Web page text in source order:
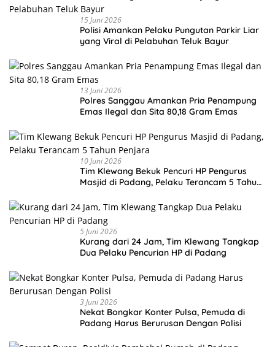
15 Juni 2026
Polisi Amankan Pelaku Pungutan Parkir Liar
yang Viral di Pelabuhan Teluk Bayur
13 Juni 2026
Polres Sanggau Amankan Pria Penampung
Emas Ilegal dan Sita 80,18 Gram Emas
10 Juni 2026
Tim Klewang Bekuk Pencuri HP Pengurus
Masjid di Padang, Pelaku Terancam 5 Tahun
5 Juni 2026
Kurang dari 24 Jam, Tim Klewang Tangkap
Dua Pelaku Pencurian HP di Padang
3 Juni 2026
Nekat Bongkar Konter Pulsa, Pemuda di
Padang Harus Berurusan Dengan Polisi